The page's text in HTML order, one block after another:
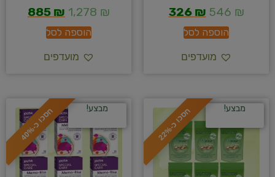
546 ₪
326 ₪
הוספה לסל
מועדפים
1,278 ₪
885 ₪
הוספה לסל
מועדפים
ח
ס
כ
ו
כ
-
2
2
% מבצע! ח
ס
כ
ו
כ
-
4
0
% מבצע!